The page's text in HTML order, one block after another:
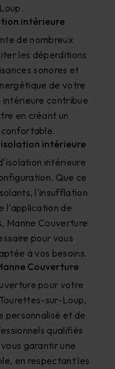
intérieure
de nombreux
les déperditions
sonores et
de votre
intérieure contribue
en créant un
confortable.
intérieure
intérieure
Que ce
l'insufflation
l'application de
Manne Couverture
pour vous
à vos besoins.
Couverture
pour votre
sur-Loup,
personnalisé et de
qualifiés
garantir une
en respectant les